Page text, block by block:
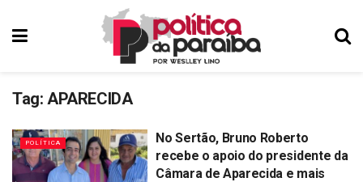
Tag: APARECIDA
POLÍTICA
No Sertão, Bruno Roberto
recebe o apoio do presidente da
Câmara de Aparecida e mais